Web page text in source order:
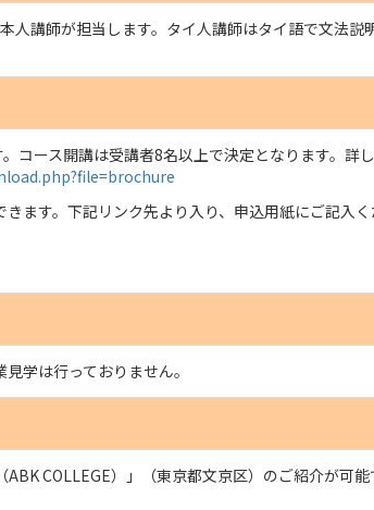
人講師が担当します。タイ人講師はタイ語で文法
コース開講は受講者8名以上で決定となります。
ます。下記リンク先より入り、申込用紙にご記入く
学は行っておりません。
COLLEGE）」（東京都文京区）のご紹介が可